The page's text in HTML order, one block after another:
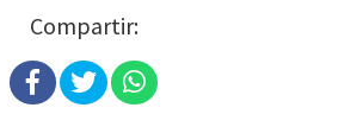
Compartir: